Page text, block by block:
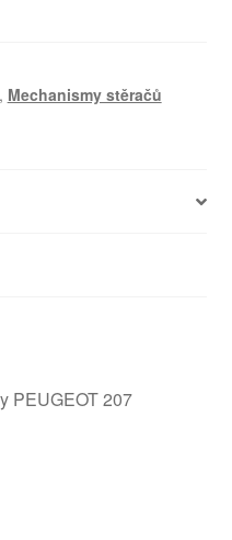
, Mechanismy stěračů
PEUGEOT 207